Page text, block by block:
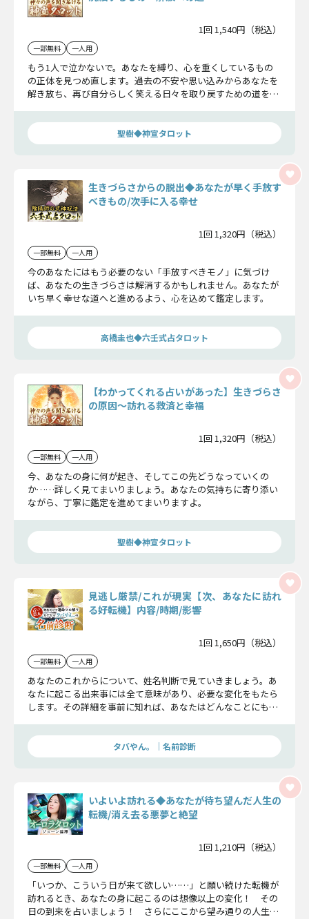
1回 1,540円（税込）
一部無料 一人用
もう1人で泣かないで。あなたを縛り、心を重くしているもの
の正体を見つめ直します。過去の不安や思い込みからあなたを
解き放ち、再び自分らしく笑える日々を取り戻すための道を、
聖樹◆神宣タロット
生きづらさからの脱出◆あなたが早く手放す
べきもの/次手に入る幸せ
1回 1,320円（税込）
一部無料 一人用
今のあなたにはもう必要のない「手放すべきモノ」に気づけ
ば、あなたの生きづらさは解消するかもしれません。あなたが
いち早く幸せな道へと進めるよう、心を込めて鑑定します。
高橋圭也◆六壬式占タロット
【わかってくれる占いがあった】生きづらさ
の原因〜訪れる救済と幸福
1回 1,320円（税込）
一部無料 一人用
今、あなたの身に何が起き、そしてこの先どうなっていくの
か……詳しく見てまいりましょう。あなたの気持ちに寄り添い
ながら、丁寧に鑑定を進めてまいりますよ。
聖樹◆神宣タロット
見逃し厳禁/これが現実【次、あなたに訪れ
る好転機】内容/時期/影響
1回 1,650円（税込）
一部無料 一人用
あなたのこれからについて、姓名判断で見ていきましょう。あ
なたに起こる出来事には全て意味があり、必要な変化をもたら
します。その詳細を事前に知れば、あなたはどんなことにも対
タバやん。｜名前診断
いよいよ訪れる◆あなたが待ち望んだ人生の
転機/消え去る悪夢と絶望
1回 1,210円（税込）
一部無料 一人用
「いつか、こういう日が来て欲しい……」と願い続けた転機が
訪れるとき、あなたの身に起こるのは想像以上の変化！ その
日の到来を占いましょう！ さらにここから望み通りの人生を